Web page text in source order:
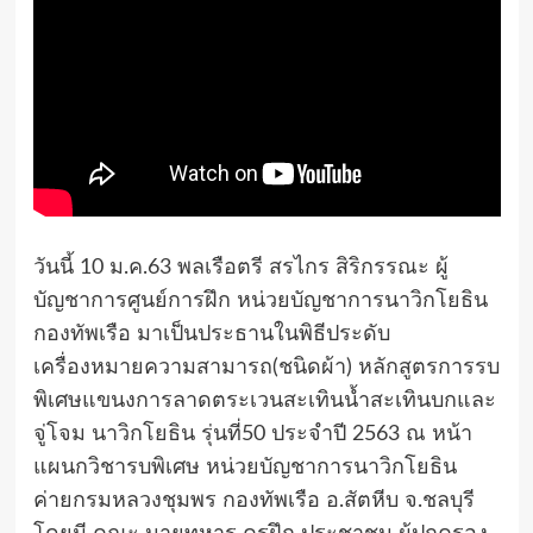
วันนี้ 10 ม.ค.63 พลเรือตรี สรไกร สิริกรรณะ ผู้
บัญชาการศูนย์การฝึก หน่วยบัญชาการนาวิกโยธิน
กองทัพเรือ มาเป็นประธานในพิธีประดับ
เครื่องหมายความสามารถ(ชนิดผ้า) หลักสูตรการรบ
พิเศษแขนงการลาดตระเวนสะเทินน้ำสะเทินบกและ
จู่โจม นาวิกโยธิน รุ่นที่50 ประจำปี 2563 ณ หน้า
แผนกวิชารบพิเศษ หน่วยบัญชาการนาวิกโยธิน
ค่ายกรมหลวงชุมพร กองทัพเรือ อ.สัตหีบ จ.ชลบุรี